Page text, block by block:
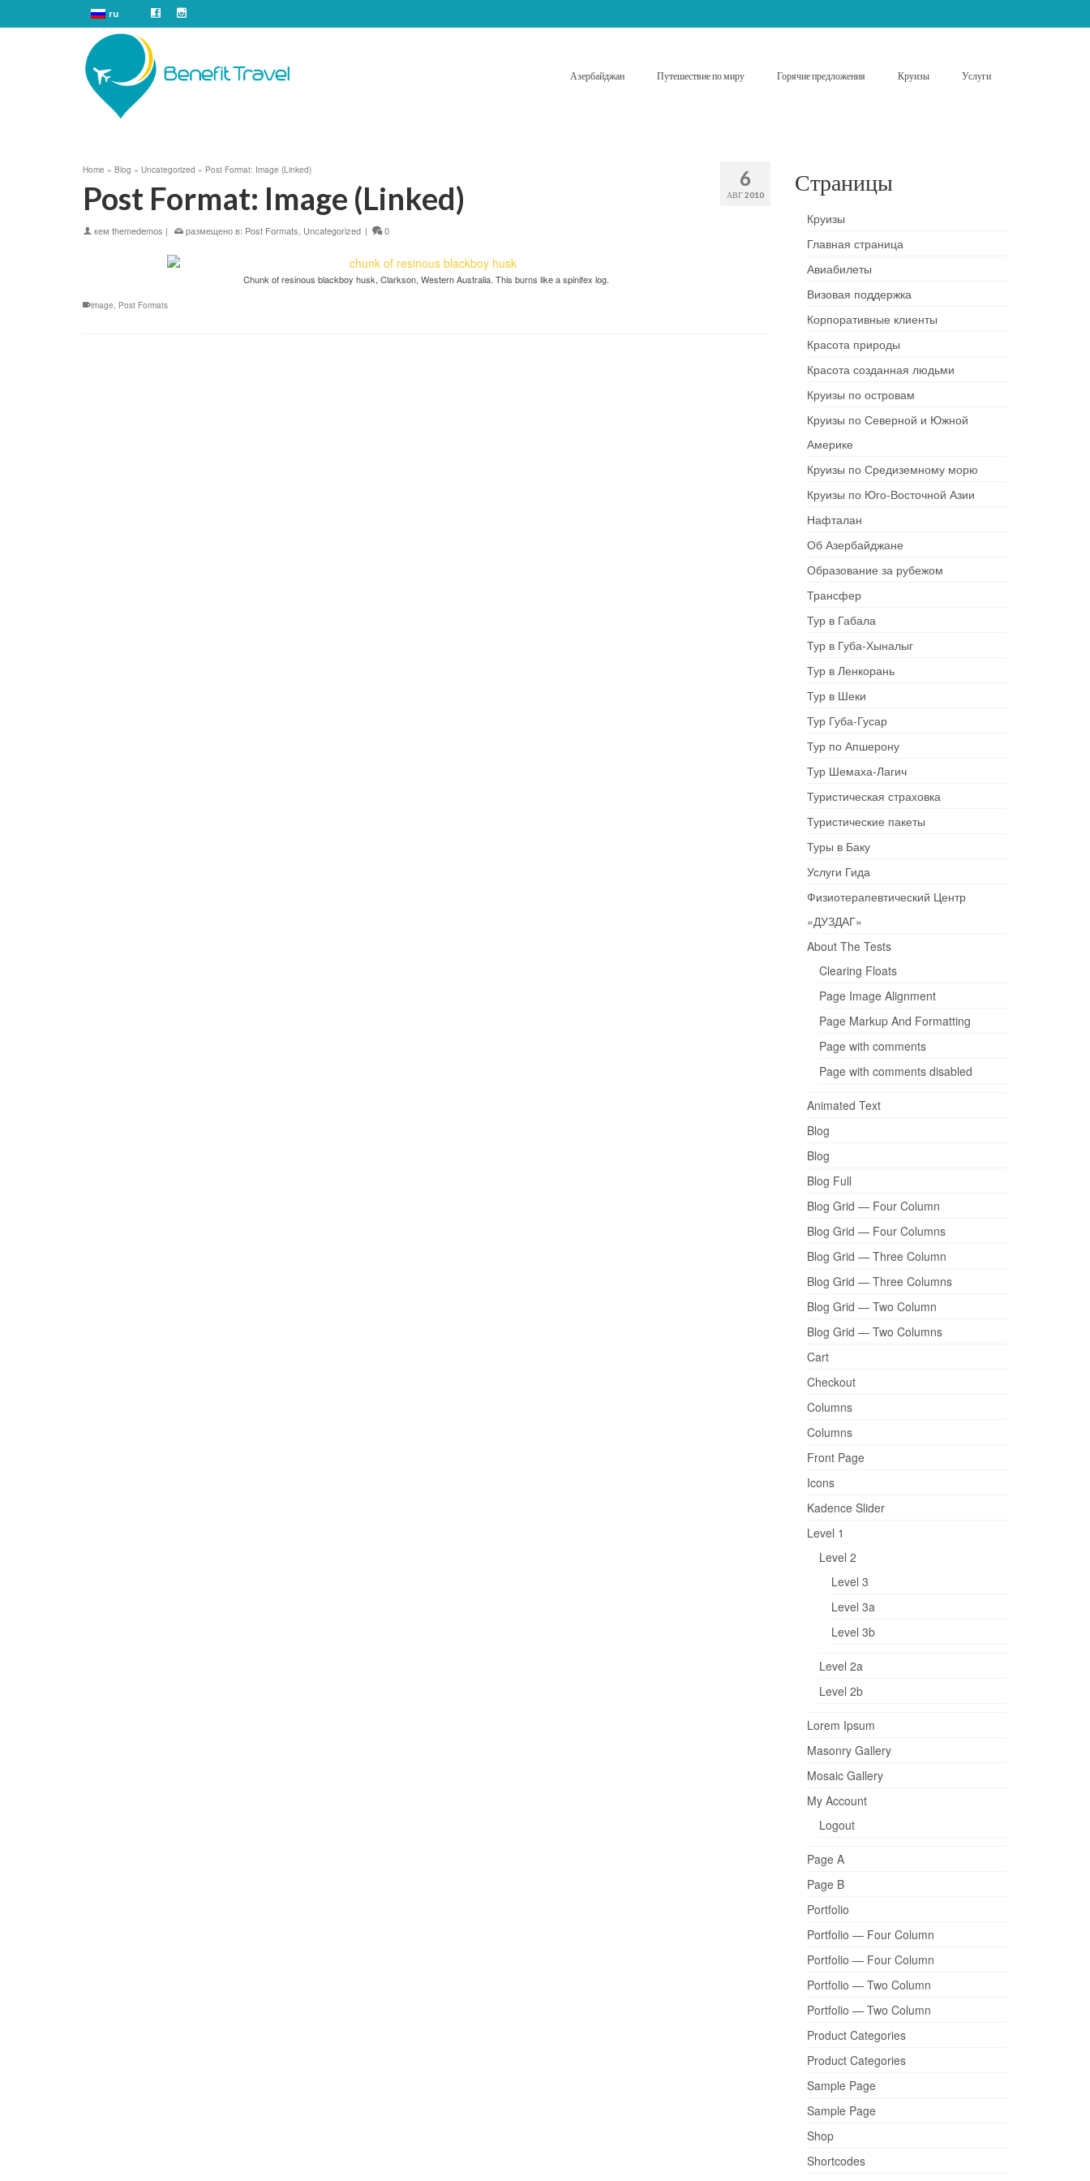
ru
Азербайджан Путешествие по миру Горячие предложения Круизы Услуги
6
АВГ 2010
Home » Blog » Uncategorized » Post Format: Image (Linked)
Post Format: Image (Linked)
кем themedemos | размещено в: Post Formats Uncategorized | 0
Chunk of resinous blackboy husk, Clarkson, Western Australia. This burns like a spinifex log.
image, Post Formats
Страницы
Круизы
Главная страница
Авиабилеты
Визовая поддержка
Корпоративные клиенты
Красота природы
Красота созданная людьми
Круизы по островам
Круизы по Северной и Южной
Америке
Круизы по Средиземному морю
Круизы по Юго-Восточной Азии
Нафталан
Об Азербайджане
Образование за рубежом
Трансфер
Тур в Габала
Тур в Губа-Хыналыг
Тур в Ленкорань
Тур в Шеки
Тур Губа-Гусар
Тур по Апшерону
Тур Шемаха-Лагич
Туристическая страховка
Туристические пакеты
Туры в Баку
Услуги Гида
Физиотерапевтический Центр
«ДУЗДАГ»
About The Tests
Clearing Floats
Page Image Alignment
Page Markup And Formatting
Page with comments
Page with comments disabled
Animated Text
Blog
Blog
Blog Full
Blog Grid — Four Column
Blog Grid — Four Columns
Blog Grid — Three Column
Blog Grid — Three Columns
Blog Grid — Two Column
Blog Grid — Two Columns
Cart
Checkout
Columns
Columns
Front Page
Icons
Kadence Slider
Level 1
Level 2
Level 3
Level 3a
Level 3b
Level 2a
Level 2b
Lorem Ipsum
Masonry Gallery
Mosaic Gallery
My Account
Logout
Page A
Page B
Portfolio
Portfolio — Four Column
Portfolio — Four Column
Portfolio — Two Column
Portfolio — Two Column
Product Categories
Product Categories
Sample Page
Sample Page
Shop
Shortcodes